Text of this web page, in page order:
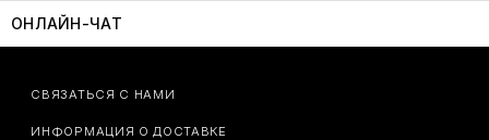
ОНЛАЙН-ЧАТ
СВЯЗАТЬСЯ С НАМИ
ИНФОРМАЦИЯ О ДОСТАВКЕ